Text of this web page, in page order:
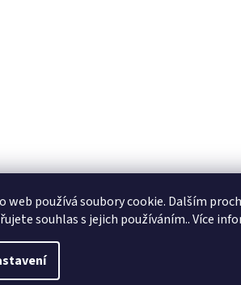
web používá soubory cookie. Dalším
souhlas s jejich používáním.. Více
práva vyhrazena.